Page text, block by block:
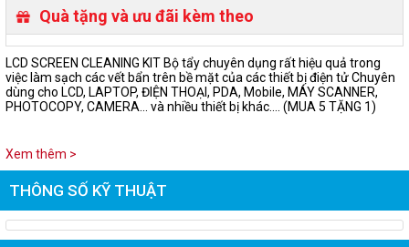
Quà tặng và ưu đãi kèm theo
LCD SCREEN CLEANING KIT Bộ tẩy chuyên dụng rất hiệu quả trong
việc làm sạch các vết bẩn trên bề mặt của các thiết bị điện tử Chuyên
dùng cho LCD, LAPTOP, ĐIỆN THOẠI, PDA, Mobile, MÁY SCANNER,
PHOTOCOPY, CAMERA... và nhiều thiết bị khác.... (MUA 5 TẶNG 1)
Xem thêm >
THÔNG SỐ KỸ THUẬT